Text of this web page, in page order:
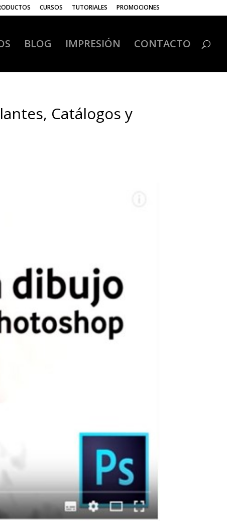
CURSOS TUTORIALES PROMOCIONES
BLOG IMPRESIÓN CONTACTO
Catálogos y